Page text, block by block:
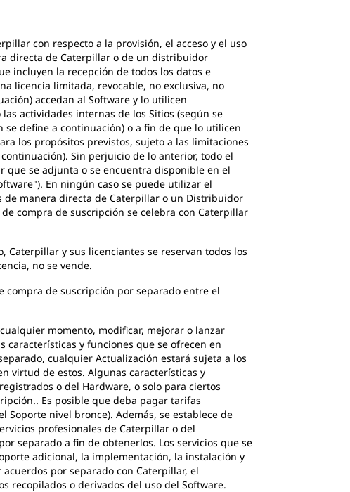
con respecto a la provisión, el acceso y el uso
directa de Caterpillar o de un distribuidor
incluyen la recepción de todos los datos e
licencia limitada, revocable, no exclusiva, no
accedan al Software y lo utilicen
actividades internas de los Sitios (según se
define a continuación) o a fin de que lo utilicen
los propósitos previstos, sujeto a las limitaciones
Sin perjuicio de lo anterior, todo el
se adjunta o se encuentra disponible en el
En ningún caso se puede utilizar el
de manera directa de Caterpillar o un Distribuidor
compra de suscripción se celebra con Caterpillar
Caterpillar y sus licenciantes se reservan todos los
no se vende.
compra de suscripción por separado entre el
momento, modificar, mejorar o lanzar
características y funciones que se ofrecen en
cualquier Actualización estará sujeta a los
virtud de estos. Algunas características y
o del Hardware, o solo para ciertos
Es posible que deba pagar tarifas
Soporte nivel bronce). Además, se establece de
profesionales de Caterpillar o del
separado a fin de obtenerlos. Los servicios que se
adicional, la implementación, la instalación y
por separado con Caterpillar, el
recopilados o derivados del uso del Software.